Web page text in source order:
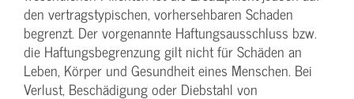
den vertragstypischen, vorhersehbaren Schaden
begrenzt. Der vorgenannte Haftungs­ausschluss bzw.
die Haftungs­begrenzung gilt nicht für Schäden an
Leben, Körper und Gesundheit eines Menschen. Bei
Verlust, Beschädigung oder Diebstahl von